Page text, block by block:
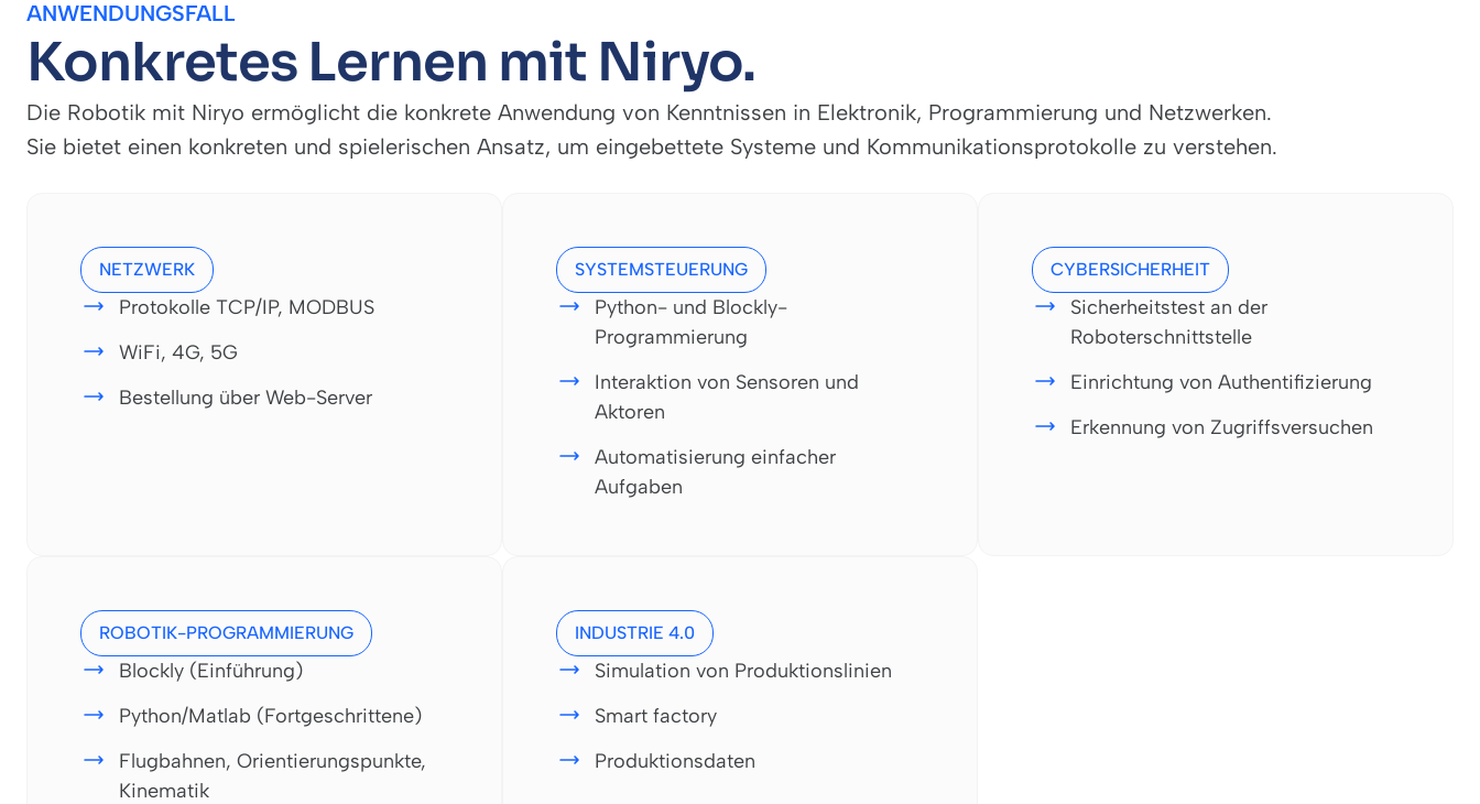
ANWENDUNGSFALL
Konkretes Lernen mit Niryo.
Die Robotik mit Niryo ermöglicht die konkrete Anwendung von Kenntnissen in Elektronik, Programmierung und Netzwerken.
Sie bietet einen konkreten und spielerischen Ansatz, um eingebettete Systeme und Kommunikationsprotokolle zu verstehen.
NETZWERK
Protokolle TCP/IP, MODBUS
WiFi, 4G, 5G
Bestellung über Web-Server
SYSTEMSTEUERUNG
Python- und Blockly-
Programmierung
Interaktion von Sensoren und
Aktoren
Automatisierung einfacher
Aufgaben
CYBERSICHERHEIT
Sicherheitstest an der
Roboterschnittstelle
Einrichtung von Authentifizierung
Erkennung von Zugriffsversuchen
ROBOTIK-PROGRAMMIERUNG
Blockly (Einführung)
Python/Matlab (Fortgeschrittene)
Flugbahnen, Orientierungspunkte,
Kinematik
INDUSTRIE 4.0
Simulation von Produktionslinien
Smart factory
Produktionsdaten